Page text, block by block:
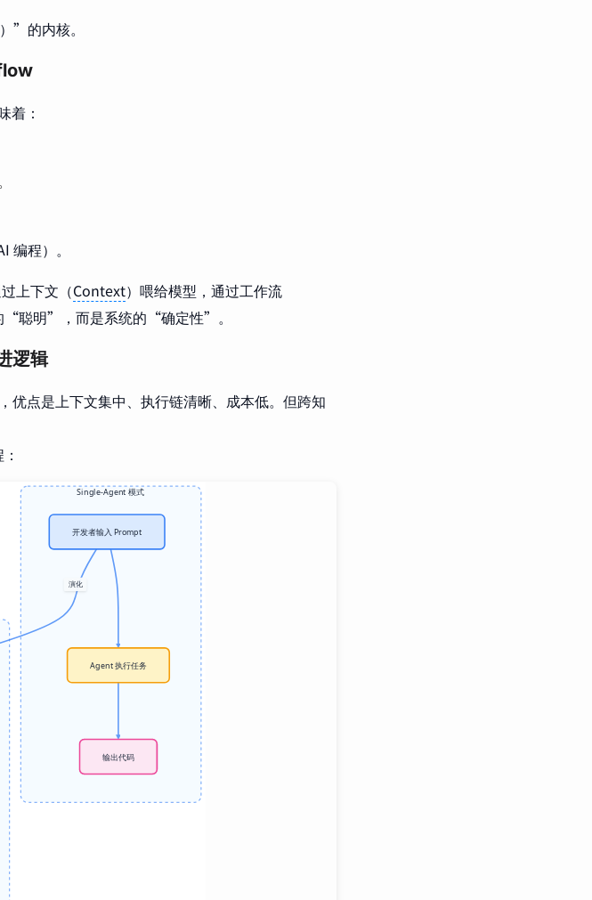
”的内核。
着：
程）。
上下文（Context）喂给模型，通过工作流
“聪明”，而是系统的“确定性”。
逻辑
优点是上下文集中、执行链清晰、成本低。但跨知